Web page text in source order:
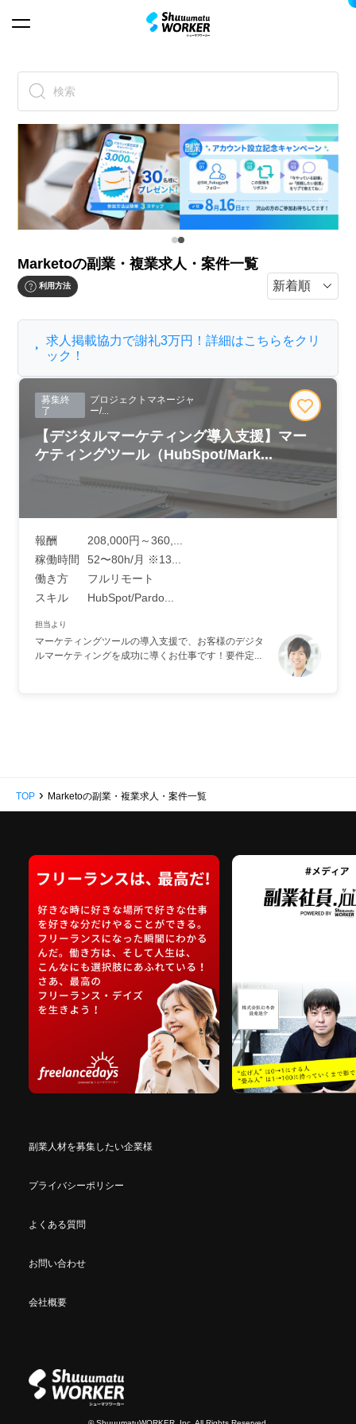
検索
Marketoの副業・複業求人・案件一覧
利用方法
求人掲載協力で謝礼3万円！詳細はこちらをクリ
ック！
募集終
了
プロジェクトマネージャ
ー/...
【デジタルマーケティング導入支援】マー
ケティングツール（HubSpot/Mark...
報酬
208,000円～360,...
稼働時間
52〜80h/月 ※13...
働き方
フルリモート
スキル
HubSpot/Pardo...
担当より
マーケティングツールの導入支援で、お客様のデジタ
ルマーケティングを成功に導くお仕事です！要件定...
TOP › Marketoの副業・複業求人・案件一覧
副業人材を募集したい企業様
プライバシーポリシー
よくある質問
お問い合わせ
会社概要